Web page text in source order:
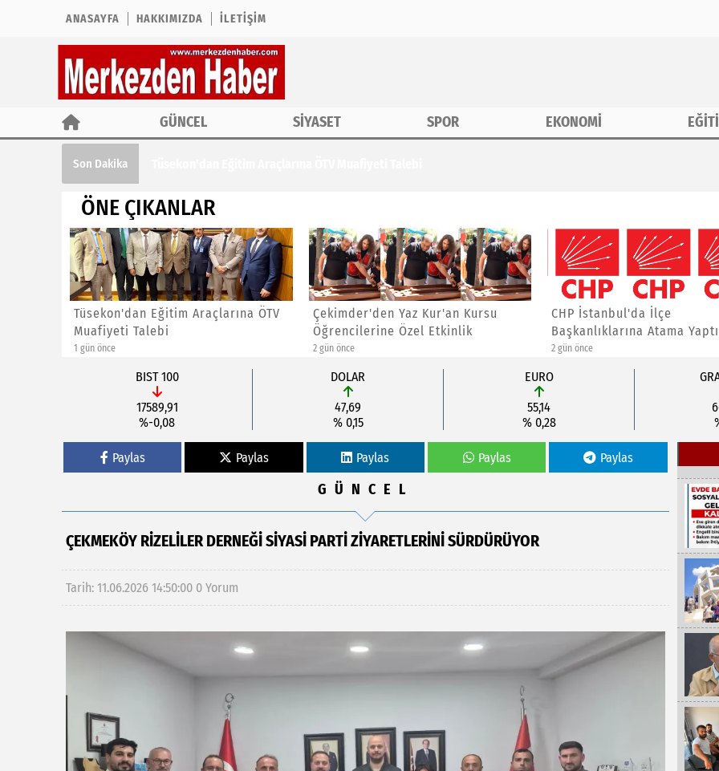
ANASAYFA HAKKIMIZDA İLETIŞIM
GÜNCEL SİYASET SPOR EKONOMİ
Son Dakika
ÖNE ÇIKANLAR
Çekimder'den Yaz Kur'an Kursu
Öğrencilerine Özel Etkinlik
2 gün önce
CHP İstanbul'da İlçe
Başkanlıklarına Atama Yaptı
2 gün önce
Asiad Genel Başkanı Yücel
Yalçınkaya'ya Yeni Görev
5 gün önce
BIST 100
17589,91
%-0,08
DOLAR
47,69
% 0,15
EURO
55,14
% 0,28
Paylas Paylas Paylas Paylas Paylas
GÜNCEL
ÇEKMEKÖY RIZELILER DERNEĞI SIYASI PARTI ZIYARETLERINI SÜRDÜRÜYOR
Tarih: 11.06.2026 14:50:00 0 Yorum